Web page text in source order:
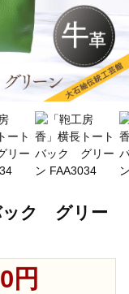
ック グリー
円